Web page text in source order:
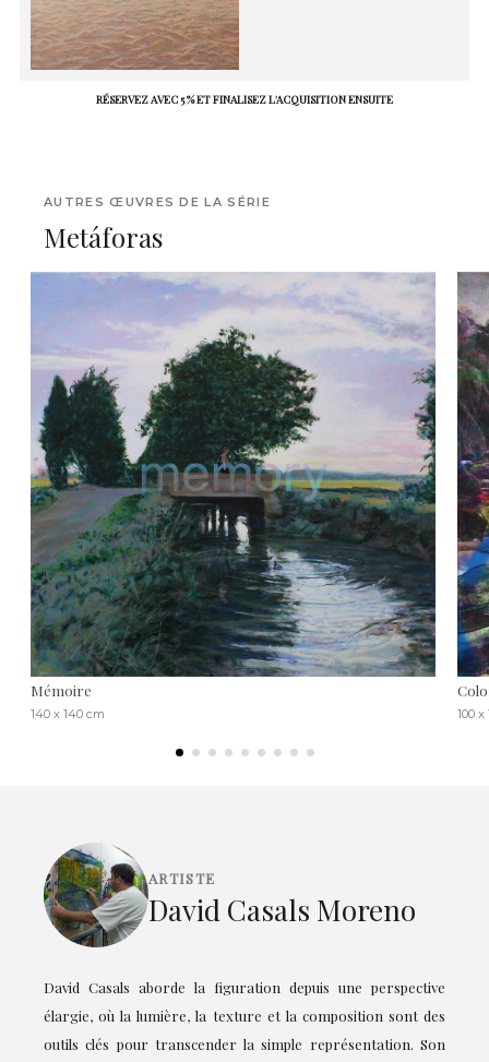
RÉSERVEZ AVEC 5 % ET FINALISEZ L'ACQUISITION ENSUITE
AUTRES ŒUVRES DE LA SÉRIE
Metáforas
Mémoire
140 x 140 cm 100 x
ARTISTE
David Casals Moreno
David Casals aborde la figuration depuis une perspective
élargie, où la lumière, la texture et la composition sont des
outils clés pour transcender la simple représentation. Son